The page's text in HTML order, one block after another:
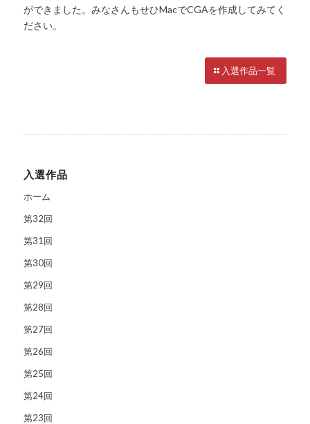
ができました。みなさんもせひMacでCGAを作成してみてく
ださい。
入選作品一覧
入選作品
ホーム
第32回
第31回
第30回
第29回
第28回
第27回
第26回
第25回
第24回
第23回